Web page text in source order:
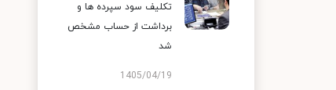
تکلیف سود سپرده ها و
برداشت از حساب مشخص
شد
1405/04/19